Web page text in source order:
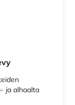
ja alhaalta